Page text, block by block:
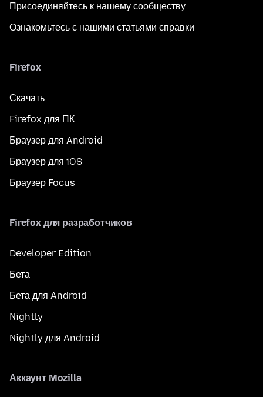
Присоединяйтесь к нашему сообществу
Ознакомьтесь с нашими статьями справки
Firefox
Скачать
Firefox для ПК
Браузер для Android
Браузер для iOS
Браузер Focus
Firefox для разработчиков
Developer Edition
Бета
Бета для Android
Nightly
Nightly для Android
Аккаунт Mozilla